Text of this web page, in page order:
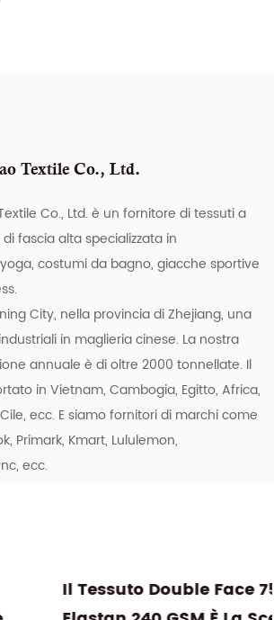
Textile Co., Ltd.
Co., Ltd. è un fornitore di tessuti a
fascia alta specializzata in
costumi da bagno, giacche sportive
City, nella provincia di Zhejiang, una
in maglieria cinese. La nostra
annuale è di oltre 2000 tonnellate. Il
in Vietnam, Cambogia, Egitto, Africa,
ecc. E siamo fornitori di marchi come
Primark, Kmart, Lululemon,
ecc.
Face 75% Nylon 25%